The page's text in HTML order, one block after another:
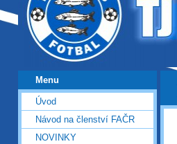
Menu
Úvod
Návod na členství FAČR
NOVINKY